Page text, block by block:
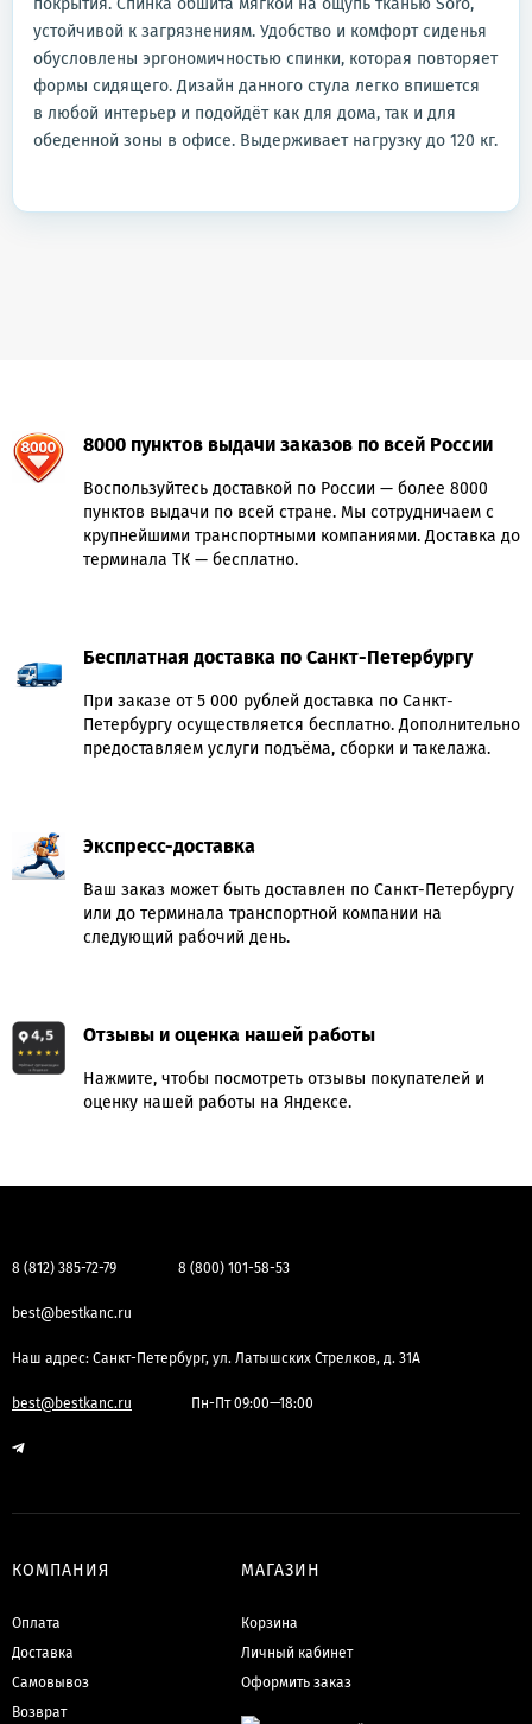
покрытия. Спинка обшита мягкой на ощупь тканью Soro,
устойчивой к загрязнениям. Удобство и комфорт сиденья
обусловлены эргономичностью спинки, которая повторяет
формы сидящего. Дизайн данного стула легко впишется
в любой интерьер и подойдёт как для дома, так и для
обеденной зоны в офисе. Выдерживает нагрузку до 120 кг.
8000 пунктов выдачи заказов по всей России
Воспользуйтесь доставкой по России — более 8000
пунктов выдачи по всей стране. Мы сотрудничаем с
крупнейшими транспортными компаниями. Доставка до
терминала ТК — бесплатно.
Бесплатная доставка по Санкт-Петербургу
При заказе от 5 000 рублей доставка по Санкт-
Петербургу осуществляется бесплатно. Дополнительно
предоставляем услуги подъёма, сборки и такелажа.
Экспресс-доставка
Ваш заказ может быть доставлен по Санкт-Петербургу
или до терминала транспортной компании на
следующий рабочий день.
Отзывы и оценка нашей работы
Нажмите, чтобы посмотреть отзывы покупателей и
оценку нашей работы на Яндексе.
8 (812) 385-72-79 8 (800) 101-58-53
best@bestkanc.ru
Наш адрес: Санкт-Петербург, ул. Латышских Стрелков, д. 31А
best@bestkanc.ru Пн-Пт 09:00—18:00
КОМПАНИЯ
Оплата
Доставка
Самовывоз
Возврат
МАГАЗИН
Корзина
Личный кабинет
Оформить заказ